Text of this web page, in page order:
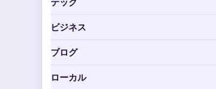
テック
ビジネス
ブログ
ローカル